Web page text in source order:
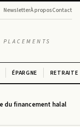
NewsletterÀ proposContact
ÉPARGNE RETRAITE
du financement halal